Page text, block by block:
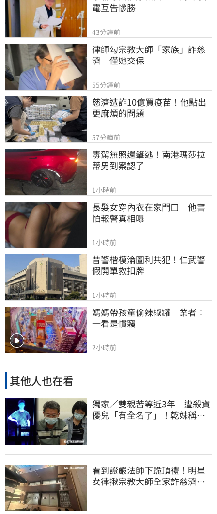
電互告慘勝
43分鐘前
律師勾宗教大師「家族」詐慈
濟　僅她交保
55分鐘前
慈濟遭詐10億買疫苗！他點出
更麻煩的問題
57分鐘前
毒駕無照還肇逃！南港瑪莎拉
蒂男到案認了
1小時前
長髮女穿內衣在家門口　他害
怕報警真相曝
1小時前
昔警楷模淪圖利共犯！仁武警
假開單救扣牌
1小時前
媽媽帶孩童偷辣椒罐　業者：
一看是慣竊
2小時前
其他人也在看
獨家／雙親苦等近3年 遭殺資
優兒「有全名了」！乾妹稱賠
看到證嚴法師下跪頂禮！明星
女律揪宗教大師全家詐慈濟…